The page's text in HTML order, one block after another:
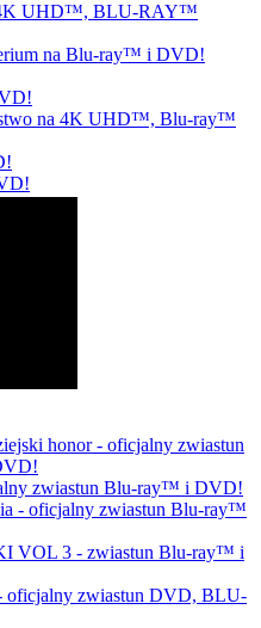
4K UHD™, BLU-RAY™
na Blu-ray™ i DVD!
na 4K UHD™, Blu-ray™
honor - oficjalny zwiastun
zwiastun Blu-ray™ i DVD!
- oficjalny zwiastun Blu-ray™
VOL 3 - zwiastun Blu-ray™ i
zwiastun DVD, BLU-